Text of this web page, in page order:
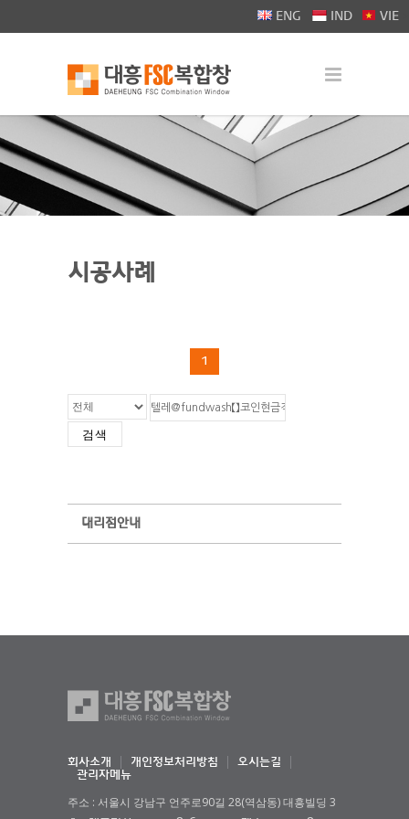
ENG IND VIE
시공사례
1
검색
대리점안내
회사소개 개인정보처리방침
오시는길
관리자메뉴
주소 : 서울시 강남구 언주로90길 28(역삼동) 대흥빌딩 3